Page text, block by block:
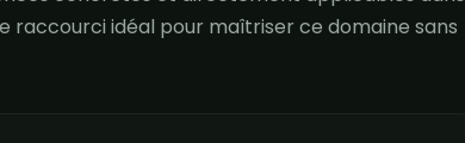
raccourci idéal pour maîtriser ce domaine sans